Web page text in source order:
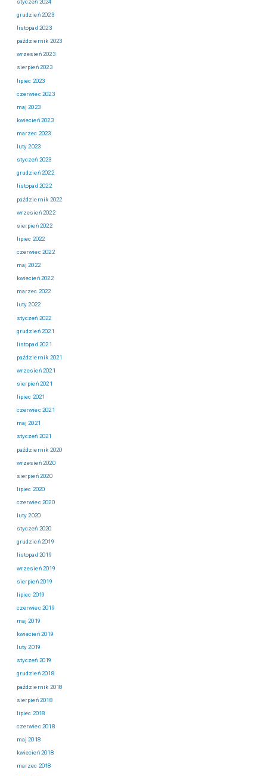
styczeń 2024
grudzień 2023
listopad 2023
październik 2023
wrzesień 2023
sierpień 2023
lipiec 2023
czerwiec 2023
maj 2023
kwiecień 2023
marzec 2023
luty 2023
styczeń 2023
grudzień 2022
listopad 2022
październik 2022
wrzesień 2022
sierpień 2022
lipiec 2022
czerwiec 2022
maj 2022
kwiecień 2022
marzec 2022
luty 2022
styczeń 2022
grudzień 2021
listopad 2021
październik 2021
wrzesień 2021
sierpień 2021
lipiec 2021
czerwiec 2021
maj 2021
styczeń 2021
październik 2020
wrzesień 2020
sierpień 2020
lipiec 2020
czerwiec 2020
luty 2020
styczeń 2020
grudzień 2019
listopad 2019
wrzesień 2019
sierpień 2019
lipiec 2019
czerwiec 2019
maj 2019
kwiecień 2019
luty 2019
styczeń 2019
grudzień 2018
październik 2018
sierpień 2018
lipiec 2018
czerwiec 2018
maj 2018
kwiecień 2018
marzec 2018